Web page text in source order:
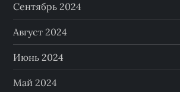
Сентябрь 2024
Август 2024
Июнь 2024
Май 2024